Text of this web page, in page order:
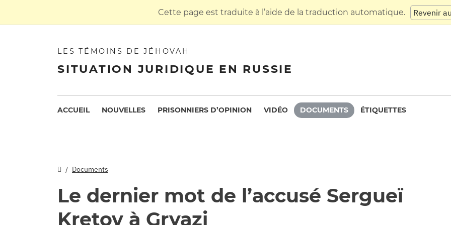
Cette page est traduite à l’aide de la traduction automatique. Revenir
LES TÉMOINS DE JÉHOVAH
SITUATION JURIDIQUE EN RUSSIE
ACCUEIL NOUVELLES PRISONNIERS D’OPINION VIDÉO DOCUMENTS ÉTIQUETTES
Documents
Le dernier mot de l’accusé Sergueï
Kretov à Gryazi